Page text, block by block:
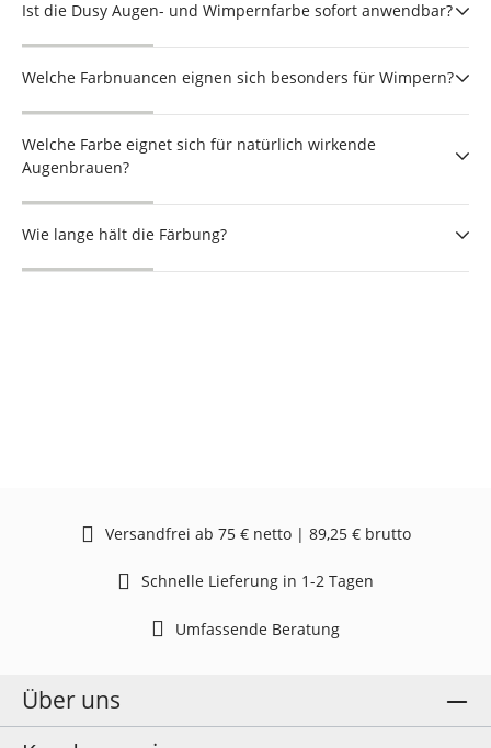
Ist die Dusy Augen- und Wimpernfarbe sofort anwendbar?
Welche Farbnuancen eignen sich besonders für Wimpern?
Welche Farbe eignet sich für natürlich wirkende
Augenbrauen?
Wie lange hält die Färbung?
Versandfrei ab 75 € netto | 89,25 € brutto
Schnelle Lieferung in 1-2 Tagen
Umfassende Beratung
Über uns